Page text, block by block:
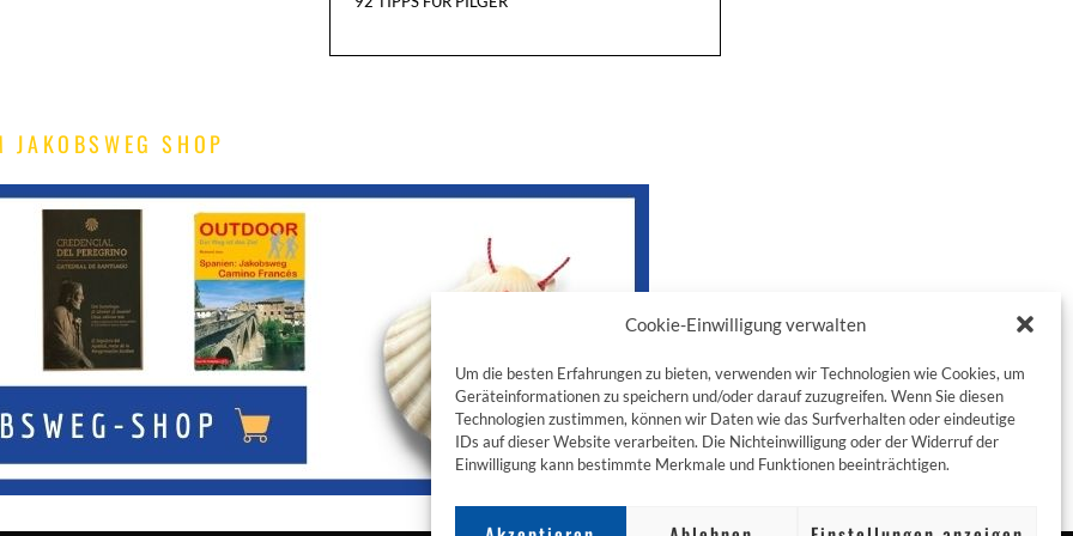
Cookie-Einwilligung verwalten
Um die besten Erfahrungen zu bieten, verwenden wir Technologien wie Cookies, um
Geräteinformationen zu speichern und/oder darauf zuzugreifen. Wenn Sie diesen
Technologien zustimmen, können wir Daten wie das Surfverhalten oder eindeutige
IDs auf dieser Website verarbeiten. Die Nichteinwilligung oder der Widerruf der
Einwilligung kann bestimmte Merkmale und Funktionen beeinträchtigen.
JAKOBSWEG SHOP